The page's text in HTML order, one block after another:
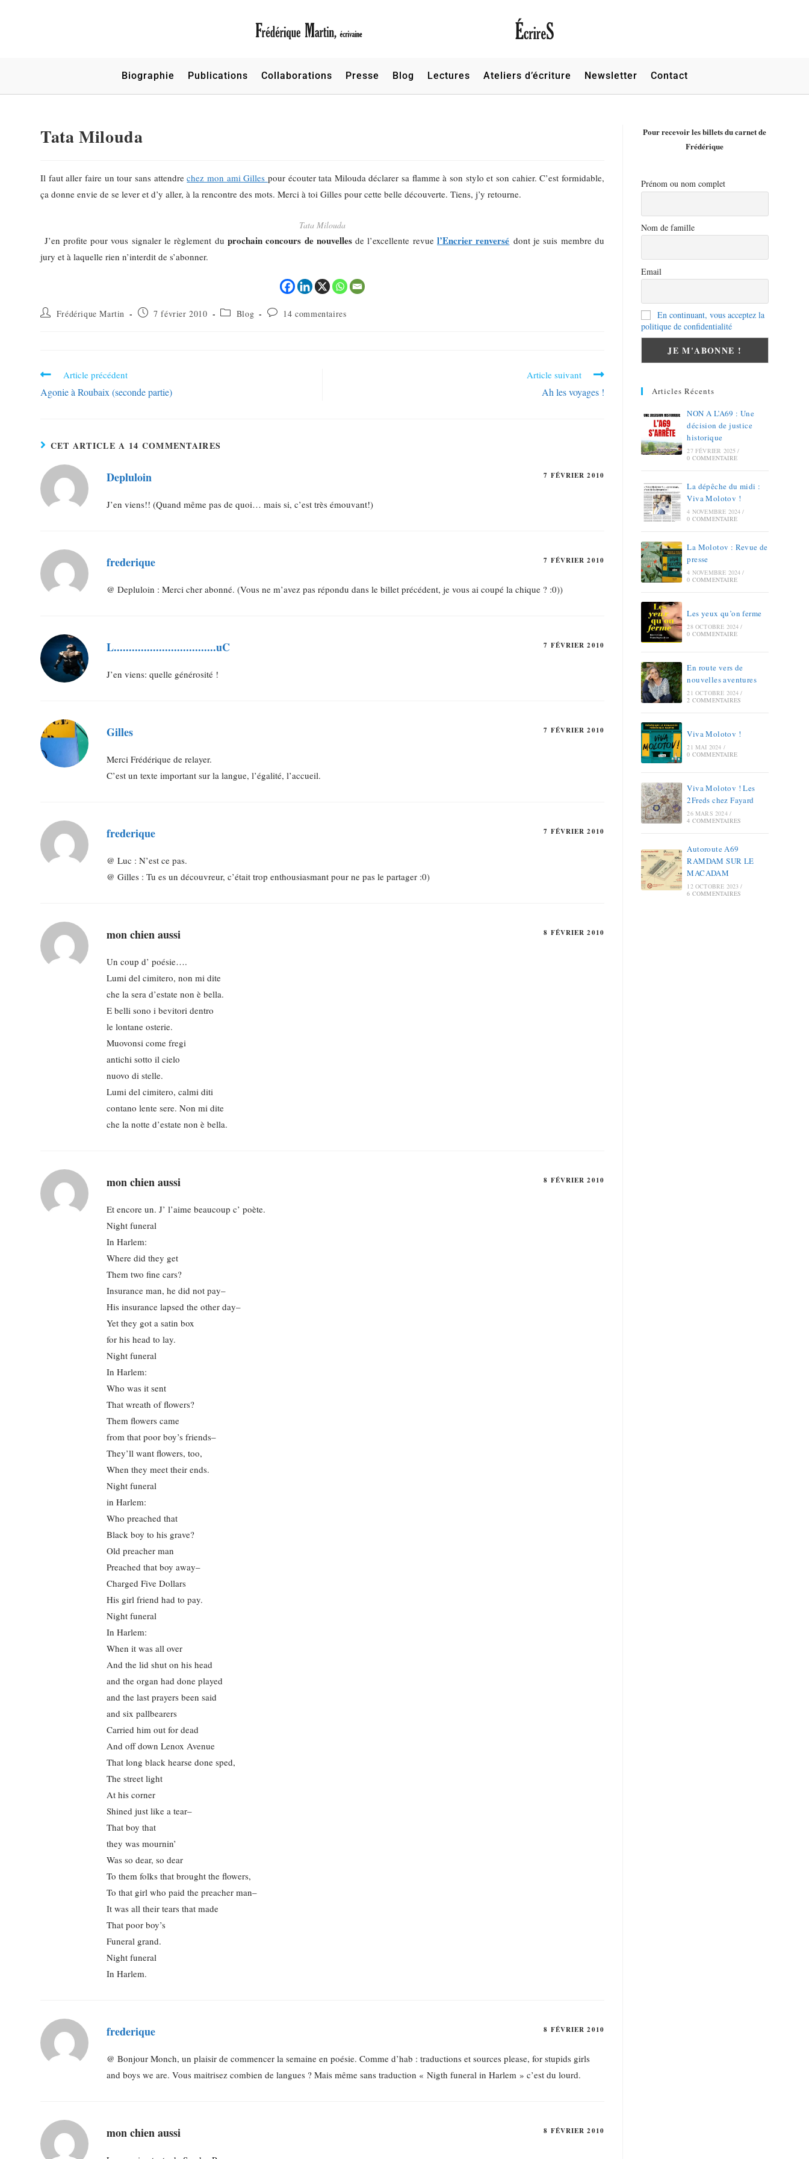
Biographie Publications Collaborations Presse Blog Lectures Ateliers d’écriture Newsletter Contact
Tata Milouda
Il faut aller faire un tour sans attendrechez mon ami Gilles pour écouter tata Milouda déclarer sa flamme à son stylo et son cahier. C’est formidable,
ça donne envie de se lever et d’y aller, à la rencontre des mots. Merci à toi Gilles pour cette belle découverte. Tiens, j’y retourne.
Tata Milouda
J’en profite pour vous signaler le règlement du prochain concours de nouvellesde l’excellente revue l’Encrier renversé dont je suis membre du
jury et à laquelle rien n’interdit de s’abonner.
Frédérique Martin 7 février 2010 Blog 14 commentaires
Article précédent
Agonie à Roubaix (seconde partie)
Article suivant
Ah les voyages !
CET ARTICLE A 14 COMMENTAIRES
Depluloin 7 FÉVRIER 2010
J’en viens!! (Quand même pas de quoi… mais si, c’est très émouvant!)
frederique 7 FÉVRIER 2010
@ Depluloin : Merci cher abonné. (Vous ne m’avez pas répondu dans le billet précédent, je vous ai coupé la chique ? :0))
L..................................uC 7 FÉVRIER 2010
J’en viens: quelle générosité !
Gilles 7 FÉVRIER 2010
Merci Frédérique de relayer.
C’est un texte important sur la langue, l’égalité, l’accueil.
frederique 7 FÉVRIER 2010
@ Luc : N’est ce pas.
@ Gilles : Tu es un découvreur, c’était trop enthousiasmant pour ne pas le partager :0)
mon chien aussi 8 FÉVRIER 2010
Un coup d’ poésie….
Lumi del cimitero, non mi dite
che la sera d’estate non è bella.
E belli sono i bevitori dentro
le lontane osterie.
Muovonsi come fregi
antichi sotto il cielo
nuovo di stelle.
Lumi del cimitero, calmi diti
contano lente sere. Non mi dite
che la notte d’estate non è bella.
mon chien aussi 8 FÉVRIER 2010
Et encore un. J’ l’aime beaucoup c’ poète.
Night funeral
In Harlem:
Where did they get
Them two fine cars?
Insurance man, he did not pay–
His insurance lapsed the other day–
Yet they got a satin box
for his head to lay.
Night funeral
In Harlem:
Who was it sent
That wreath of flowers?
Them flowers came
from that poor boy’s friends–
They’ll want flowers, too,
When they meet their ends.
Night funeral
in Harlem:
Who preached that
Black boy to his grave?
Old preacher man
Preached that boy away–
Charged Five Dollars
His girl friend had to pay.
Night funeral
In Harlem:
When it was all over
And the lid shut on his head
and the organ had done played
and the last prayers been said
and six pallbearers
Carried him out for dead
And off down Lenox Avenue
That long black hearse done sped,
The street light
At his corner
Shined just like a tear–
That boy that
they was mournin’
Was so dear, so dear
To them folks that brought the flowers,
To that girl who paid the preacher man–
It was all their tears that made
That poor boy’s
Funeral grand.
Night funeral
In Harlem.
frederique 8 FÉVRIER 2010
@ Bonjour Monch, un plaisir de commencer la semaine en poésie. Comme d’hab : traductions et sources please, for stupids girls
and boys we are. Vous maitrisez combien de langues ? Mais même sans traduction « Nigth funeral in Harlem » c’est du lourd.
mon chien aussi 8 FÉVRIER 2010
Pour recevoir les billets du carnet de
Frédérique
Prénom ou nom complet
Nom de famille
Email
En continuant, vous acceptez la
politique de confidentialité
Articles Récents
NON A L’A69 : Une
décision de justice
historique
27 FÉVRIER 2025 /
0 COMMENTAIRE
La dépêche du midi :
Viva Molotov !
4 NOVEMBRE 2024 /
0 COMMENTAIRE
La Molotov : Revue de
presse
4 NOVEMBRE 2024 /
0 COMMENTAIRE
Les yeux qu’on ferme
28 OCTOBRE 2024 /
0 COMMENTAIRE
En route vers de
nouvelles aventures
21 OCTOBRE 2024 /
2 COMMENTAIRES
Viva Molotov !
21 MAI 2024 /
0 COMMENTAIRE
Viva Molotov ! Les
2Freds chez Fayard
26 MARS 2024 /
4 COMMENTAIRES
Autoroute A69
RAMDAM SUR LE
MACADAM
12 OCTOBRE 2023 /
6 COMMENTAIRES